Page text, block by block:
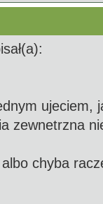
ujeciem,
zewnetrzna
chyba